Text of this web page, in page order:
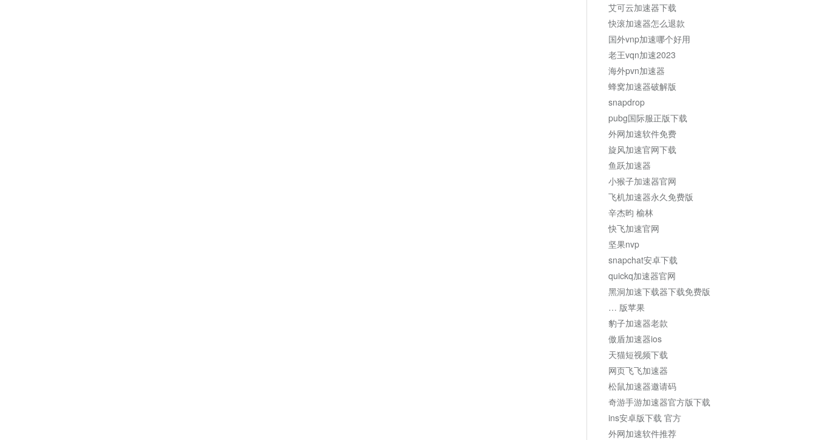
艾可云加速器下载
快滚加速器怎么退款
国外vnp加速哪个好用
老王vqn加速2023
海外pvn加速器
蜂窝加速器破解版
snapdrop
pubg国际服正版下载
外网加速软件免费
旋风加速官网下载
鱼跃加速器
小猴子加速器官网
飞机加速器永久免费版
辛杰昀 榆林
快飞加速官网
坚果nvp
snapchat安卓下载
quickq加速器官网
黑洞加速下载器下载免费版
… 版苹果
豹子加速器老款
傲盾加速器ios
天猫短视频下载
网页飞飞加速器
松鼠加速器邀请码
奇游手游加速器官方版下载
ins安卓版下载 官方
外网加速软件推荐